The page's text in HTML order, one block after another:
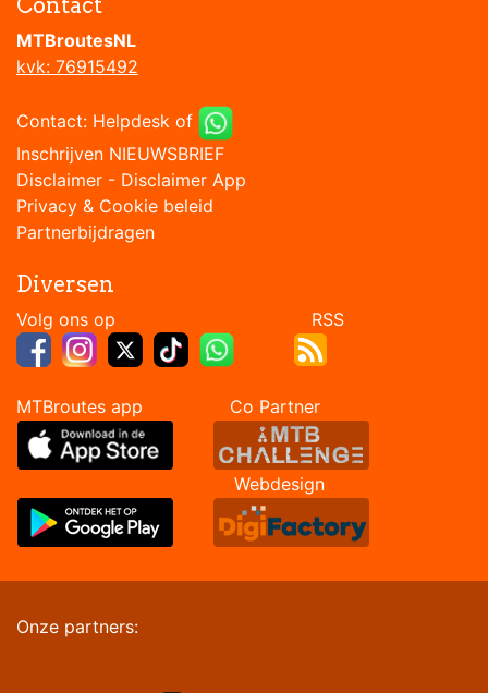
Contact
MTBroutesNL
kvk: 76915492
Contact: Helpdesk of
Inschrijven NIEUWSBRIEF
Disclaimer - Disclaimer App
Privacy & Cookie beleid
Partnerbijdragen
Diversen
Volg ons op RSS
MTBroutes app Co Partner
Webdesign
Onze partners: